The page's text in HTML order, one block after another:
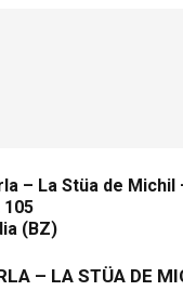
– La Stüa de Michil
(BZ)
– LA STÜA DE